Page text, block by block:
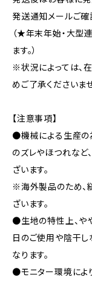
発送通知メールご確
（★年末年始・大型
ます。）
※状況によっては、
めご了承くださいませ
【注意事項】
●機械による生産の
のズレやほつれなど
ざいます。
※海外製品のため、
ざいます。
●生地の特性上、や
日のご使用や陰干し
なります。
●モニター環境によ